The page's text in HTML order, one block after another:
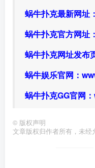
蜗牛扑克最新网址：
蜗牛扑克官方网址：
蜗牛扑克网址发布
蜗牛娱乐官网：
蜗牛扑克GG官网：
© 版权声明
文章版权归作者所有，未经